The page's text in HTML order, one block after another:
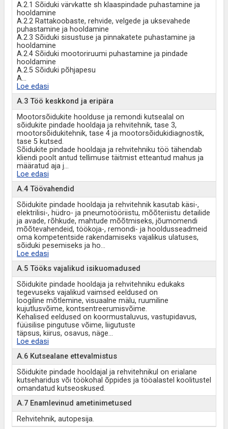
A.2.1 Sõiduki värvkatte sh klaaspindade puhastamine ja
hooldamine
A.2.2 Rattakoobaste, rehvide, velgede ja uksevahede
puhastamine ja hooldamine
A.2.3 Sõiduki sisustuse ja pinnakatete puhastamine ja
hooldamine
A.2.4 Sõiduki mootoriruumi puhastamine ja pindade
hooldamine
A.2.5 Sõiduki põhjapesu
A...
Loe edasi
A.3 Töö keskkond ja eripära
Mootorsõidukite hoolduse ja remondi kutsealal on
sõidukite pindade hooldaja ja rehvitehnik, tase 3,
mootorsõidukitehnik, tase 4 ja mootorsõidukidiagnostik,
tase 5 kutsed.
Sõidukite pindade hooldaja ja rehvitehniku töö tähendab
kliendi poolt antud tellimuse täitmist etteantud mahus ja
määratud aja j...
Loe edasi
A.4 Töövahendid
Sõidukite pindade hooldaja ja rehvitehnik kasutab käsi-,
elektrilisi-, hüdro- ja pneumotööriistu, mõõteriistu detailide
ja avade, rõhkude, mahtude mõõtmiseks, jõumomendi
mõõtevahendeid, töökoja-, remondi- ja hooldusseadmeid
oma kompetentside rakendamiseks vajalikus ulatuses,
sõiduki pesemiseks ja ho...
Loe edasi
A.5 Tööks vajalikud isikuomadused
Sõidukite pindade hooldaja ja rehvitehniku edukaks
tegevuseks vajalikud vaimsed eeldused on
loogiline mõtlemine, visuaalne mälu, ruumiline
kujutlusvõime, kontsentreerumisvõime.
Kehalised eeldused on koormustaluvus, vastupidavus,
füüsilise pingutuse võime, liigutuste
täpsus, kiirus, osavus, näge...
Loe edasi
A.6 Kutsealane ettevalmistus
Sõidukite pindade hooldajal ja rehvitehnikul on erialane
kutseharidus või töökohal õppides ja tööalastel koolitustel
omandatud kutseoskused.
A.7 Enamlevinud ametinimetused
Rehvitehnik, autopesija.